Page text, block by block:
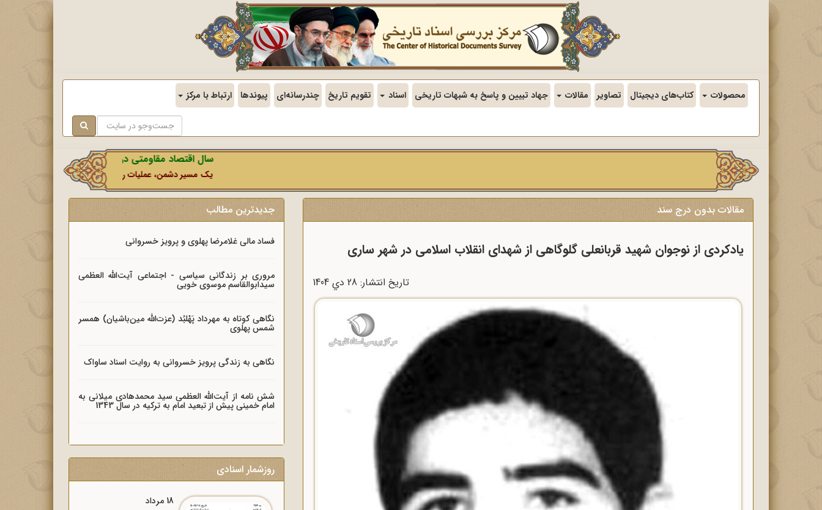
محصولات کتاب‌های دیجیتال تصاویر مقالات جهاد تبیین و پاسخ به شبهات تاریخی اسناد تقویم تاریخ چندرسانه‌ای پیوندها ارتباط با مرکز
سال اقتصاد مقاومتی در سایه وحدت ملی و امنیت ملی.
یک مسیر دشمن، عملیات رسانه‌ای او است که در این ایام بطور
مقالات بدون درج سند
یادکردی از نوجوان شهید قربانعلی گلوگاهی از شهدای انقلاب اسلامی در شهر ساری
تاریخ انتشار: 28 دي 1404
جدیدترین مطالب
فساد مالی غلامرضا پهلوی و پرویز خسروانی
مروری بر زندگانی سیاسی - اجتماعی آیت‌الله العظمی
سیدابوالقاسم موسوی خویی
نگاهی کوتاه به مهرداد پَهْلبُد (عزت‌الله مین‌باشیان) همسر
شمس پهلوی
نگاهی به زندگی پرویز خسروانی به روایت اسناد ساواک
شش نامه از آیت‌الله العظمی سید محمدهادی میلانی به
امام خمینی پیش از تبعید امام به ترکیه در سال 1343
روزشمار اسنادی
18 مرداد